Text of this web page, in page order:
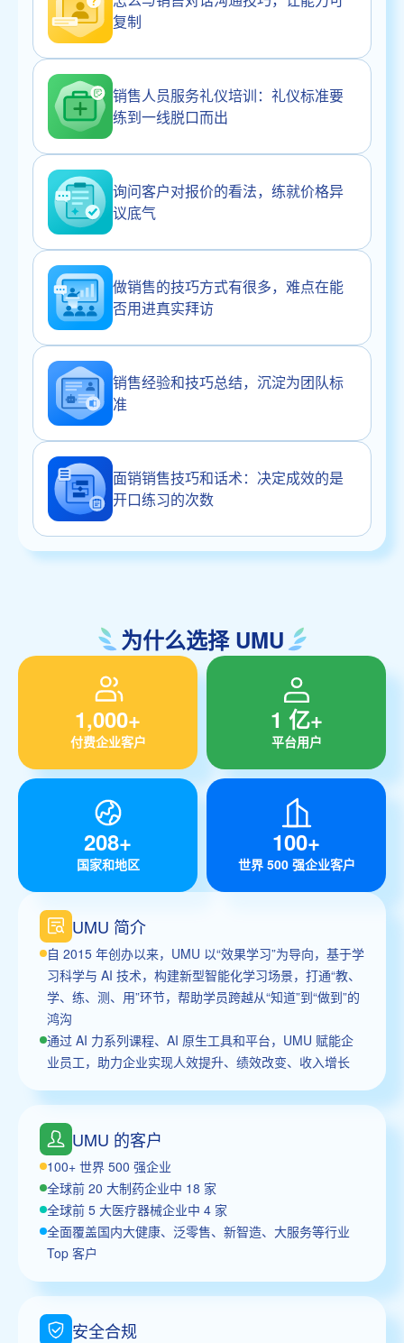
复制
销售人员服务礼仪培训：礼仪标准要
练到一线脱口而出
询问客户对报价的看法，练就价格异
议底气
做销售的技巧方式有很多，难点在能
否用进真实拜访
销售经验和技巧总结，沉淀为团队标
准
面销销售技巧和话术：决定成效的是
开口练习的次数
为什么选择 UMU
1,000+
付费企业客户
1 亿+
平台用户
208+
国家和地区
100+
世界 500 强企业客户
UMU 简介
自 2015 年创办以来，UMU 以“效果学习”为导向，基于学
习科学与 AI 技术，构建新型智能化学习场景，打通“教、
学、练、测、用”环节，帮助学员跨越从“知道”到“做到”的
鸿沟
通过 AI 力系列课程、AI 原生工具和平台，UMU 赋能企
业员工，助力企业实现人效提升、绩效改变、收入增长
UMU 的客户
100+ 世界 500 强企业
全球前 20 大制药企业中 18 家
全球前 5 大医疗器械企业中 4 家
全面覆盖国内大健康、泛零售、新智造、大服务等行业
Top 客户
安全合规